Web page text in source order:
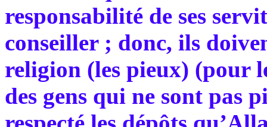
responsabilité de ses
conseiller ; donc, ils
religion (les pieux) (pour
des gens qui ne sont pas